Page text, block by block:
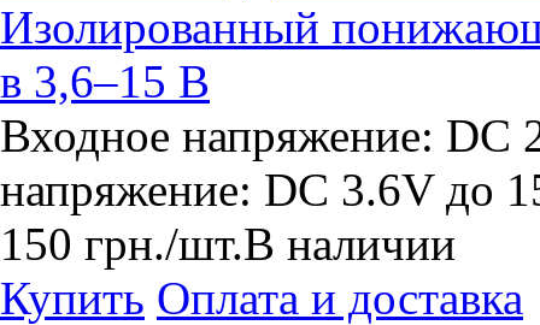
Изолированный
в 3,6–15 В
Входное напряжение:
напряжение: DC 3.6V до
150 грн./шт.В наличии
Купить Оплата и доставка